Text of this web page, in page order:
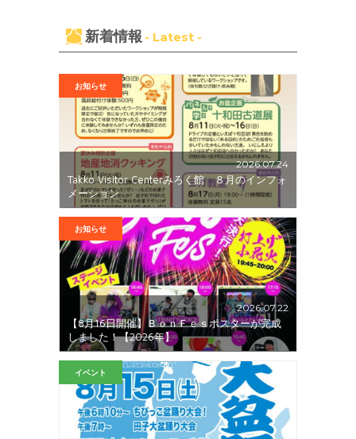
新着情報 - Latest -
お知らせ
2026.07.24
Takko Visitor Centerみろく館 ８月のインフォ
メーション
お知らせ
2026.07.22
【8月16日開催】ＢｏｎＦｅｓポスターが完成
しました！【2026年】
イベント